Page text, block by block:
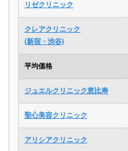
リゼクリニック
クレアクリニック
(新宿・渋谷)
平均価格
ジュエルクリニック恵比寿
聖心美容クリニック
アリシアクリニック